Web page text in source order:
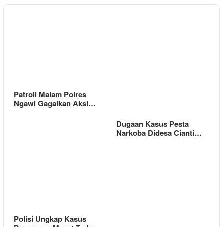
Patroli Malam Polres
Ngawi Gagalkan Aksi…
Dugaan Kasus Pesta
Narkoba Didesa Cianti…
Polisi Ungkap Kasus